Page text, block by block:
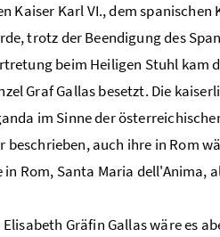
Karl VI., dem spanischen
trotz der Beendigung des
beim Heiligen Stuhl kam
Graf Gallas besetzt. Die
im Sinne der
auch ihre in Rom
Rom, Santa Maria dell'Anima,
Gräfin Gallas wäre es